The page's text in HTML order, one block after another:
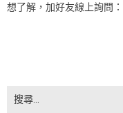
想了解，加好友線上詢問：
搜
尋